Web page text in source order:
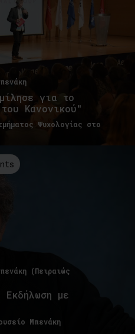
για το
Κανονικού"
Ψυχολογίας στο
(Πειραιώς
με
Μπενάκη